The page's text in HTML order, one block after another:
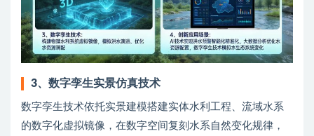
3、数字孪生实景仿真技术
数字孪生技术依托实景建模搭建实体水利工程、流域水系
的数字化虚拟镜像，在数字空间复刻水系自然变化规律，